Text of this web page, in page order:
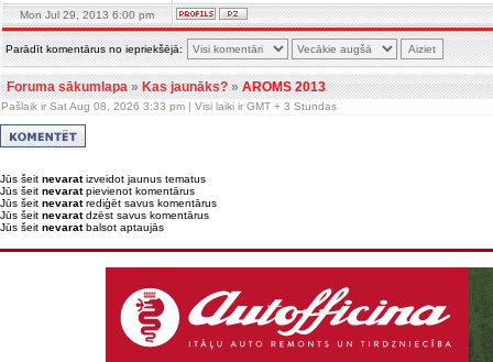
Mon Jul 29, 2013 6:00 pm
Parādīt komentārus no iepriekšējā:
Foruma sākumlapa»Kas jaunāks?»AROMS 2013
Pašlaik ir Sat Aug 08, 2026 3:33 pm | Visi laiki ir GMT + 3 Stundas
Jūs šeit nevaratizveidot jaunus tematus
Jūs šeit nevaratpievienot komentārus
Jūs šeit nevaratrediģēt savus komentārus
Jūs šeit nevaratdzēst savus komentārus
Jūs šeit nevaratbalsot aptaujās